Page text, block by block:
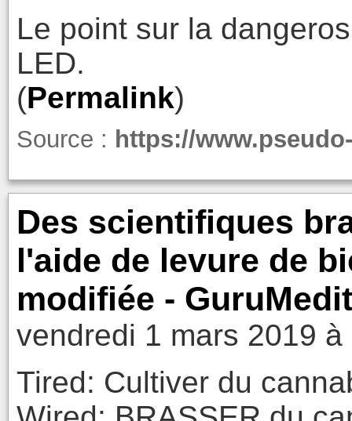
Le point sur la
LED.
(Permalink)
Source : https://
Des scientifiques
l'aide de levure de
modifiée -
vendredi 1 mars 2019 à
Tired: Cultiver du